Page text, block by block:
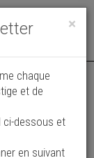
Toggle
jours )
×
chaque
et de
ci-dessous et
en suivant